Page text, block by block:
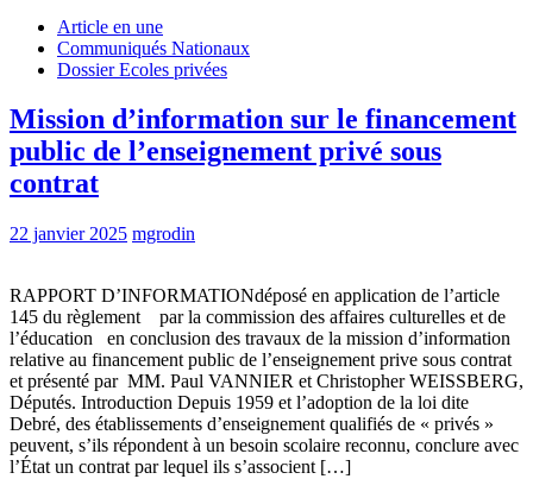
Article en une
Communiqués Nationaux
Dossier Ecoles privées
Mission d’information sur le financement
public de l’enseignement privé sous
contrat
22 janvier 2025 mgrodin
RAPPORT D’INFORMATIONdéposé en application de l’article
145 du règlement par la commission des affaires culturelles et de
l’éducation en conclusion des travaux de la mission d’information
relative au financement public de l’enseignement prive sous contrat
et présenté par MM. Paul VANNIER et Christopher WEISSBERG,
Députés. Introduction Depuis 1959 et l’adoption de la loi dite
Debré, des établissements d’enseignement qualifiés de « privés »
peuvent, s’ils répondent à un besoin scolaire reconnu, conclure avec
l’État un contrat par lequel ils s’associent […]